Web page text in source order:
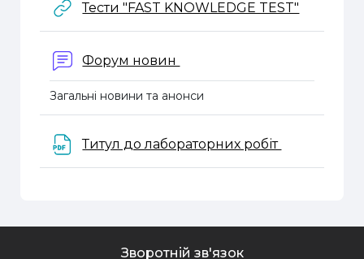
Тести "FAST KNOWLEDGE TEST"
Форум новин
Загальні новини та анонси
Титул до лабораторних робіт
Зворотній зв'язок